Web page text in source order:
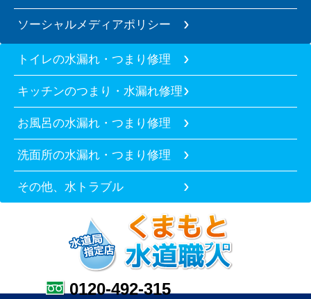
ソーシャルメディアポリシー
トイレの水漏れ・つまり修理
キッチンのつまり・水漏れ修理
お風呂の水漏れ・つまり修理
洗面所の水漏れ・つまり修理
その他、水トラブル
0120-492-315